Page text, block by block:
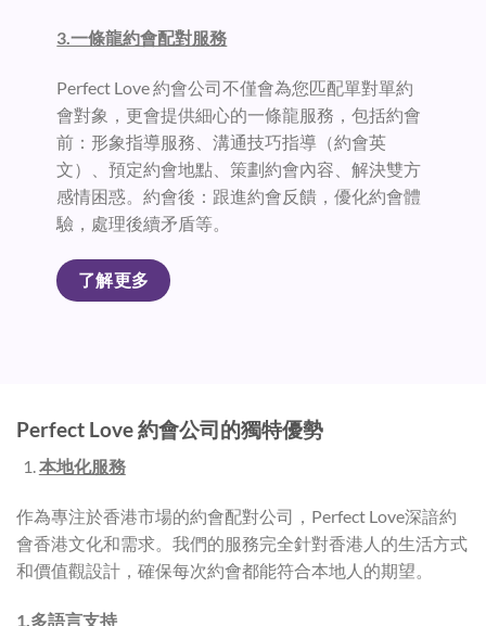
3.一條龍約會配對服務
Perfect Love 約會公司不僅會為您匹配單對單約
會對象，更會提供細心的一條龍服務，包括約會
前：形象指導服務、溝通技巧指導（約會英
文）、預定約會地點、策劃約會內容、解決雙方
感情困惑。約會後：跟進約會反饋，優化約會體
驗，處理後續矛盾等。
了解更多
Perfect Love約會公司的獨特優勢
本地化服務
作為專注於香港市場的約會配對公司，Perfect Love深諳約
會香港文化和需求。我們的服務完全針對香港人的生活方式
和價值觀設計，確保每次約會都能符合本地人的期望。
1.多語言支持